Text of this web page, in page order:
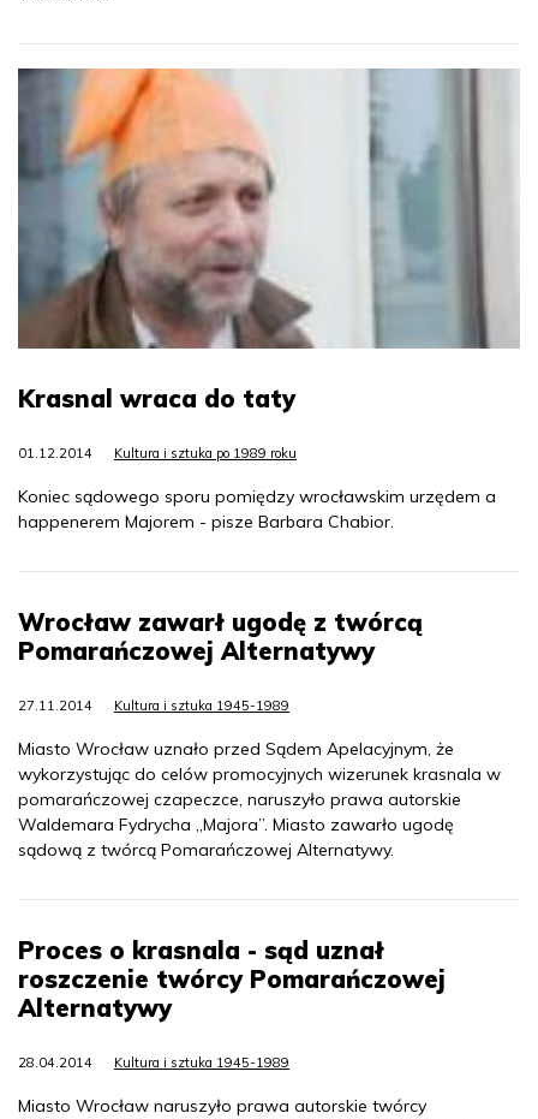
Krasnal wraca do taty
01.12.2014 Kultura i sztuka po 1989 roku
Koniec sądowego sporu pomiędzy wrocławskim urzędem a
happenerem Majorem - pisze Barbara Chabior.
Wrocław zawarł ugodę z twórcą
Pomarańczowej Alternatywy
27.11.2014 Kultura i sztuka 1945-1989
Miasto Wrocław uznało przed Sądem Apelacyjnym, że
wykorzystując do celów promocyjnych wizerunek krasnala w
pomarańczowej czapeczce, naruszyło prawa autorskie
Waldemara Fydrycha „Majora”. Miasto zawarło ugodę
sądową z twórcą Pomarańczowej Alternatywy.
Proces o krasnala - sąd uznał
roszczenie twórcy Pomarańczowej
Alternatywy
28.04.2014 Kultura i sztuka 1945-1989
Miasto Wrocław naruszyło prawa autorskie twórcy